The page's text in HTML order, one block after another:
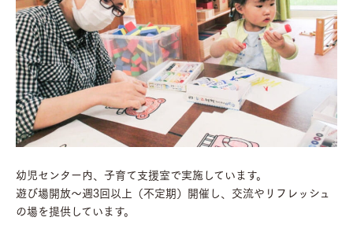
幼児センター内、子育て支援室で実施しています。
遊び場開放～週3回以上（不定期）開催し、交流やリフレッシュ
の場を提供しています。